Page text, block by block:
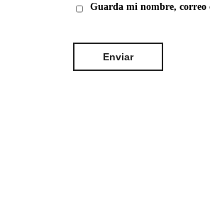
Guarda mi nombre, correo